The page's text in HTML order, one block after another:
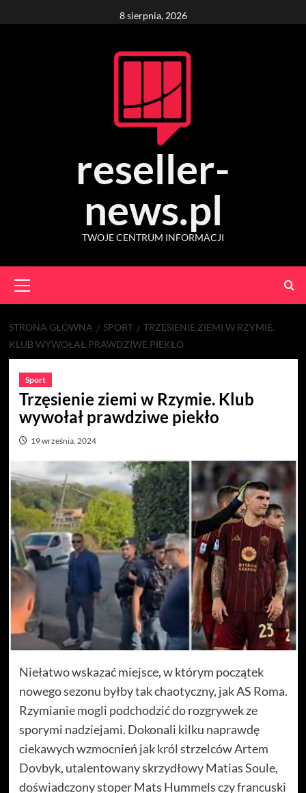
to
8 sierpnia, 2026
reseller-
news.pl
TWOJE CENTRUM INFORMACJI
Menu
STRONA GŁÓWNA SPORT
TRZĘSIENIE ZIEMI W RZYMIE.
KLUB WYWOŁAŁ PRAWDZIWE PIEKŁO
Sport
Trzęsienie ziemi w Rzymie. Klub
wywołał prawdziwe piekło
19 września, 2024
Niełatwo wskazać miejsce, w którym początek
nowego sezonu byłby tak chaotyczny, jak AS Roma.
Rzymianie mogli podchodzić do rozgrywek ze
sporymi nadziejami. Dokonali kilku naprawdę
ciekawych wzmocnień jak król strzelców Artem
Dovbyk, utalentowany skrzydłowy Matias Soule,
doświadczony stoper Mats Hummels czy francuski